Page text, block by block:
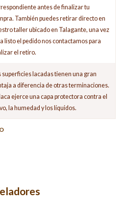
antes de finalizar tu
También puedes retirar directo en
taller ubicado en Talagante, una vez
listo el pedido nos contactamos para
el retiro.
superficies lacadas tienen una gran
a diferencia de otras terminaciones.
ejerce una capa protectora contra el
la humedad y los líquidos.